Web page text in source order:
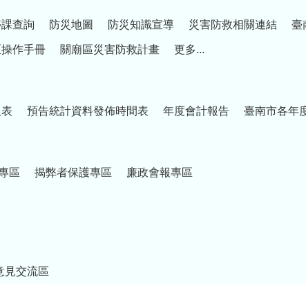
查詢 防災地圖 防災知識宣導 災害防救相關連結 臺
作手冊 關廟區災害防救計畫 更多...
預告統計資料發佈時間表 年度會計報告 臺南市各年
區 揭弊者保護專區 廉政會報專區
見交流區